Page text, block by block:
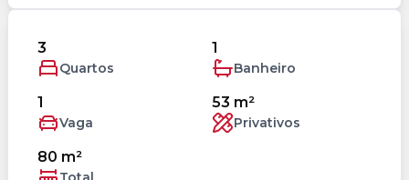
3
Quartos
1
Banheiro
1
Vaga
53 m²
Privativos
80 m²